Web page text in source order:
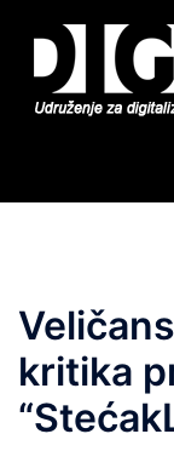
content
kritika